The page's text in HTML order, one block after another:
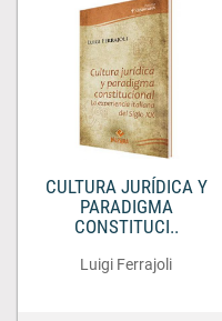
CULTURA JURÍDICA Y
PARADIGMA
CONSTITUCI..
Luigi Ferrajoli